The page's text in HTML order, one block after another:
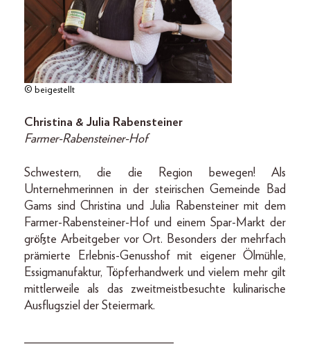
© beigestellt
Christina & Julia Rabensteiner
Farmer-Rabensteiner-Hof
Schwestern, die die Region bewegen! Als
Unternehmerinnen in der steirischen Gemeinde Bad
Gams sind Christina und Julia Rabensteiner mit dem
Farmer-Rabensteiner-Hof und einem Spar-Markt der
größte Arbeitgeber vor Ort. Besonders der mehrfach
prämierte Erlebnis-Genusshof mit eigener Ölmühle,
Essig­manufaktur, Töpferhandwerk und vielem mehr gilt
mittlerweile als das zweitmeistbesuchte kulinarische
Ausflugsziel der Steiermark.
________________________